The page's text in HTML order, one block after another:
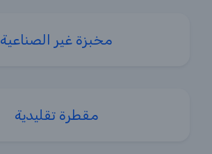
مخبزة غير الصناعية
مقطرة تقليدية